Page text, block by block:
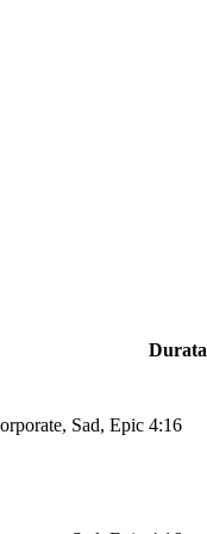
Durata
Sad, Epic 4:16